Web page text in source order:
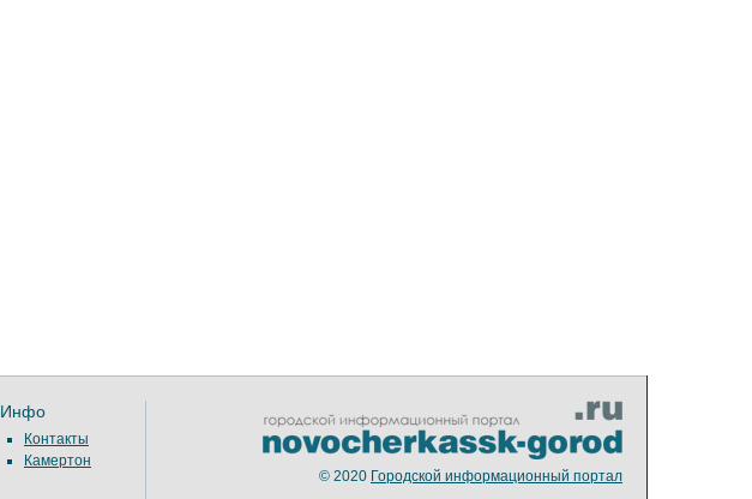
Инфо
Контакты
Камертон
© 2020 Городской информационный портал